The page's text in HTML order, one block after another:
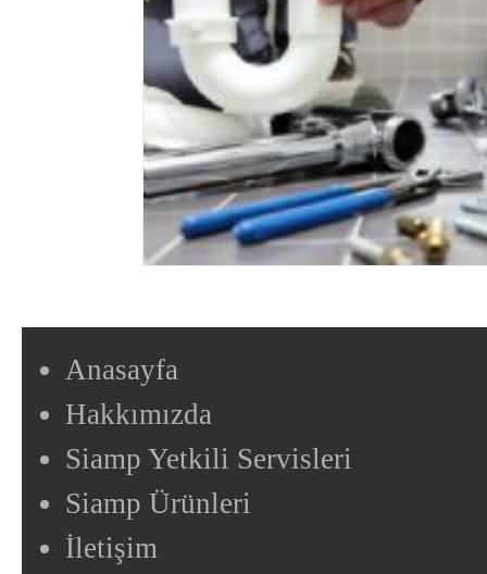
Anasayfa
Hakkımızda
Siamp Yetkili Servisleri
Siamp Ürünleri
İletişim